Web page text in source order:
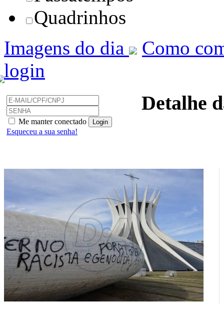
Quadrinhos
Imagens do dia
Como
login
Me manter conectado
Esqueceu a sua senha!
Detalhe